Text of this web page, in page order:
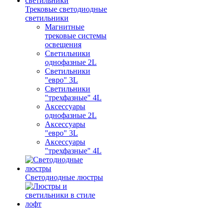
Трековые светодиодные
светильники
Магнитные
трековые системы
освещения
Светильники
однофазные 2L
Светильники
"евро" 3L
Светильники
"трехфазные" 4L
Аксессуары
однофазные 2L
Аксессуары
"евро" 3L
Аксессуары
"трехфазные" 4L
Светодиодные люстры